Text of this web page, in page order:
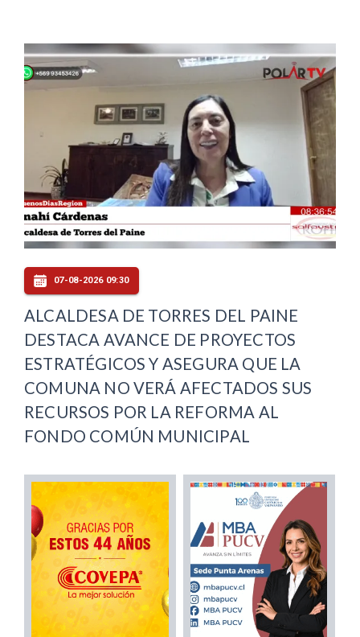
07-08-2026 09:30
ALCALDESA DE TORRES DEL PAINE
DESTACA AVANCE DE PROYECTOS
ESTRATÉGICOS Y ASEGURA QUE LA
COMUNA NO VERÁ AFECTADOS SUS
RECURSOS POR LA REFORMA AL
FONDO COMÚN MUNICIPAL